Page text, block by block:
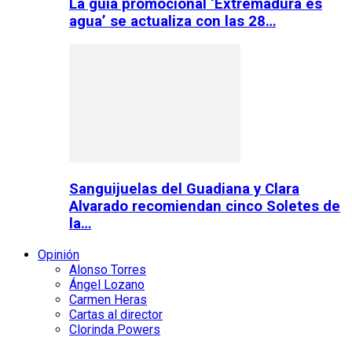
La guía promocional ‘Extremadura es
agua’ se actualiza con las 28…
Sanguijuelas del Guadiana y Clara
Alvarado recomiendan cinco Soletes de
la…
Opinión
Alonso Torres
Ángel Lozano
Carmen Heras
Cartas al director
Clorinda Powers